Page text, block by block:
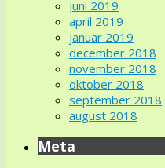
juni 2019
april 2019
januar 2019
december 2018
november 2018
oktober 2018
september 2018
august 2018
Meta